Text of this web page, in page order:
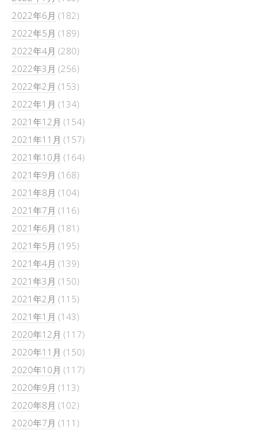
2022年6月 (182)
2022年5月 (189)
2022年4月 (280)
2022年3月 (256)
2022年2月 (153)
2022年1月 (134)
2021年12月 (154)
2021年11月 (157)
2021年10月 (164)
2021年9月 (168)
2021年8月 (104)
2021年7月 (116)
2021年6月 (181)
2021年5月 (195)
2021年4月 (139)
2021年3月 (150)
2021年2月 (115)
2021年1月 (143)
2020年12月 (117)
2020年11月 (150)
2020年10月 (117)
2020年9月 (113)
2020年8月 (102)
2020年7月 (111)